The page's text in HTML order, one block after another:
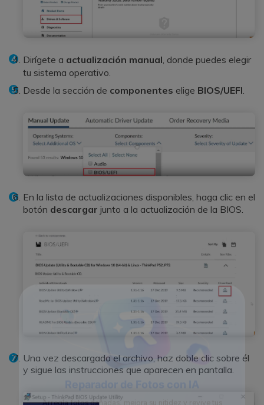
Dirígete a actualización manual , donde puedes elegir
tu sistema operativo.
Desde la sección de componentes elige BIOS/UEFI.
En la lista de actualizaciones disponibles, haga clic en el
botón descargar junto a la actualización de la BIOS.
Una vez descargado el archivo, haz doble clic sobre él
y sigue las instrucciones que aparecen en pantalla.